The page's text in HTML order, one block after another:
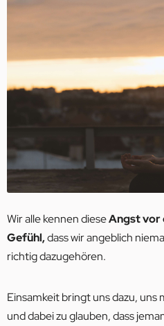
Wir alle kennen dieseAngst vor
Gefühl,dass wir angeblich
richtig dazugehören.
Einsamkeit bringt uns dazu, uns
und dabei zu glauben, dass